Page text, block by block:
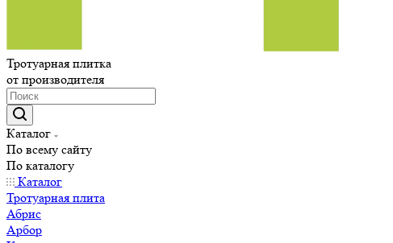
Тротуарная плитка
от производителя
Каталог
По всему сайту
По каталогу
Каталог
Тротуарная плита
Абрис
Арбор